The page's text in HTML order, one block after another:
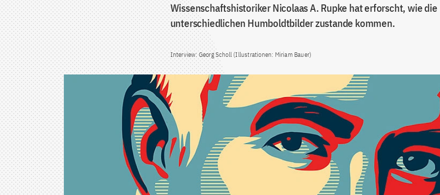
Wissenschaftshistoriker Nicolaas A. Rupke hat erforscht, wie die
unterschiedlichen Humboldtbilder zustande kommen.
Interview: Georg Scholl (Illustrationen: Miriam Bauer)